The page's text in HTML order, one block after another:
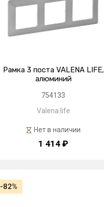
Рамка 3 поста VALENA LIFE,
алюминий
754133
Valena life
Нет в наличии
1 414 ₽
-82%